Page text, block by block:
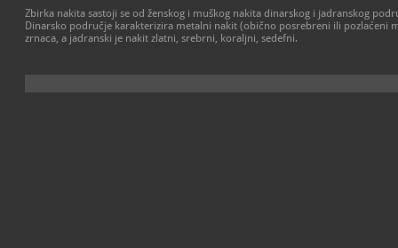
Zbirka nakita sastoji se od ženskog i muškog nakita dinarskog i jadranskog
Dinarsko područje karakterizira metalni nakit (obično posrebreni ili pozlaćeni
zrnaca, a jadranski je nakit zlatni, srebrni, koraljni, sedefni.